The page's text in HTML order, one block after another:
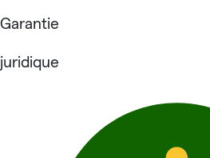
Garantie
juridique